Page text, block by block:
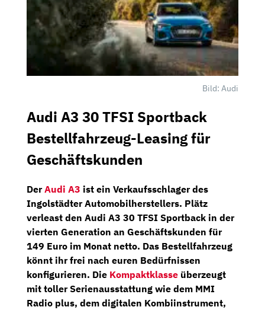
Bild: Audi
Audi A3 30 TFSI Sportback
Bestellfahrzeug-Leasing für
Geschäftskunden
DerAudi A3 ist ein Verkaufsschlager des
Ingolstädter Automobilherstellers. Plätz
verleast den Audi A3 30 TFSI Sportback in der
vierten Generation an Geschäftskunden für
149 Euro im Monat netto. Das Bestellfahrzeug
könnt ihr frei nach euren Bedürfnissen
konfigurieren. Die Kompaktklasse überzeugt
mit toller Serienausstattung wie dem MMI
Radio plus, dem digitalen Kombiinstrument,